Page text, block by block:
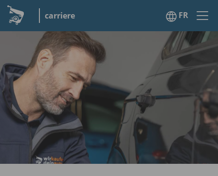
carriere FR